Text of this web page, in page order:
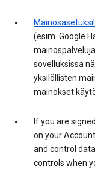
(esim. Google
sovelluksissa
yksilöllisten
mainokset
If you are
on your
and control
controls when